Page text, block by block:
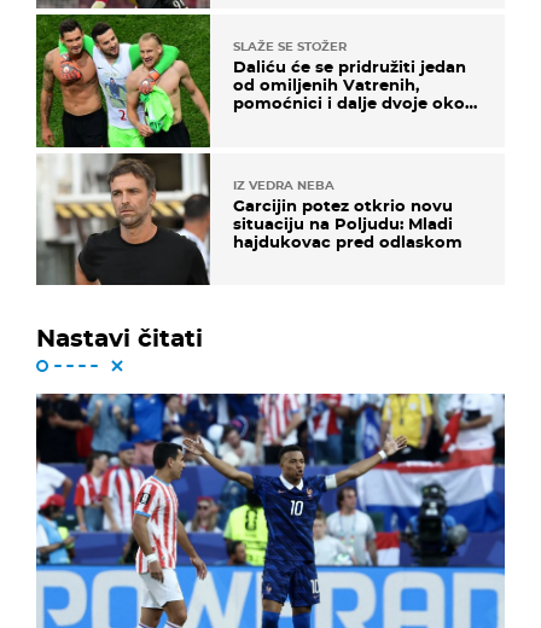
SLAŽE SE STOŽER
Daliću će se pridružiti jedan
od omiljenih Vatrenih,
pomoćnici i dalje dvoje oko
IZ VEDRA NEBA
Garcijin potez otkrio novu
situaciju na Poljudu: Mladi
hajdukovac pred odlaskom
Nastavi čitati